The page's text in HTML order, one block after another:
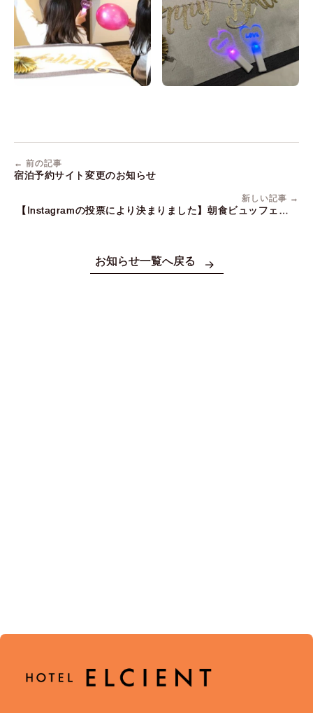
← 前の記事
宿泊予約サイト変更のお知らせ
新しい記事 →
【Instagramの投票により決まりました】朝食ビュッフェにナ
お知らせ一覧へ戻る